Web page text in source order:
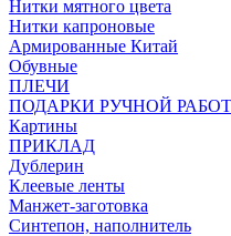
Нитки мятного цвета
Нитки капроновые
Армированные Китай
Обувные
ПЛЕЧИ
ПОДАРКИ РУЧНОЙ
Картины
ПРИКЛАД
Дублерин
Клеевые ленты
Манжет-заготовка
Синтепон, наполнитель